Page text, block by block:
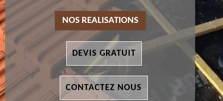
NOS REALISATIONS
DEVIS GRATUIT
CONTACTEZ NOUS